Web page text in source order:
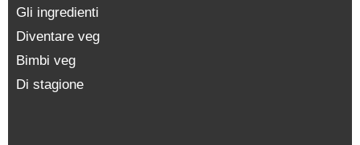
Gli ingredienti
Diventare veg
Bimbi veg
Di stagione